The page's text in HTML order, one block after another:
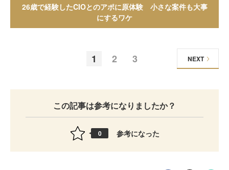
26歳で経験したCIOとのアポに原体験 小さな案件も大事
にするワケ
1 2 3 NEXT
この記事は参考になりましたか？
0 参考になった